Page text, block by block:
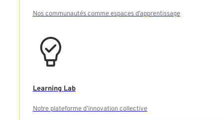
Nos communautés comme espaces d’apprentissage
Learning Lab
Notre plateforme d’innovation collective